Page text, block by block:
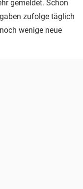
gemeldet. Schon
zufolge täglich
wenige neue